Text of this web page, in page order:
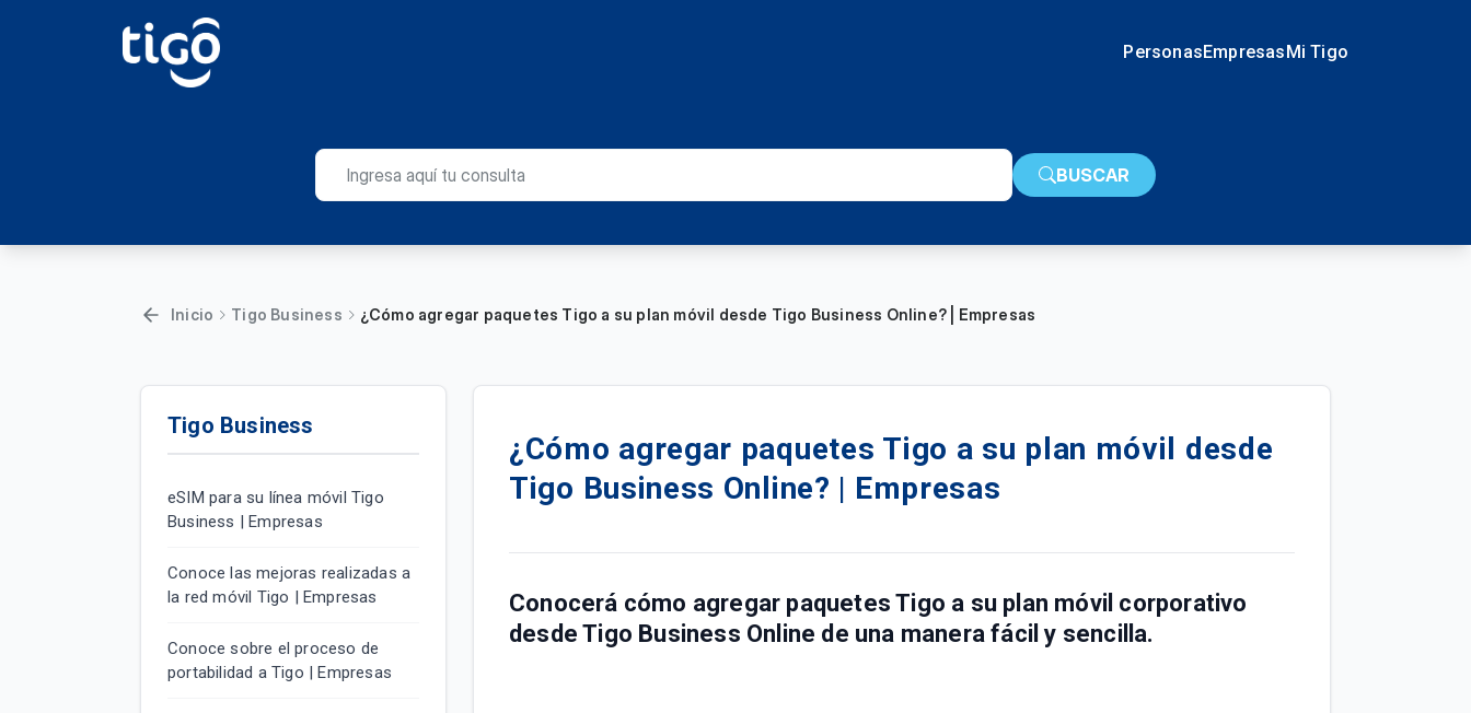
PersonasEmpresasMi Tigo
BUSCAR
Inicio Tigo Business ¿Cómo agregar paquetes Tigo a su plan móvil desde Tigo Business Online? | Empresas
Tigo Business
eSIM para su línea móvil Tigo
Business | Empresas
Conoce las mejoras realizadas a
la red móvil Tigo | Empresas
Conoce sobre el proceso de
portabilidad a Tigo | Empresas
¿Cómo agregar paquetes Tigo a su plan móvil desde
Tigo Business Online? | Empresas
Conocerá cómo agregar paquetes Tigo a su plan móvil corporativo
desde Tigo Business Online de una manera fácil y sencilla.